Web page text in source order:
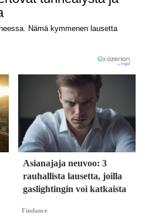
Asianajaja neuvoo: 3
rauhallista lausetta, joilla
gaslightingin voi katkaista
Findance